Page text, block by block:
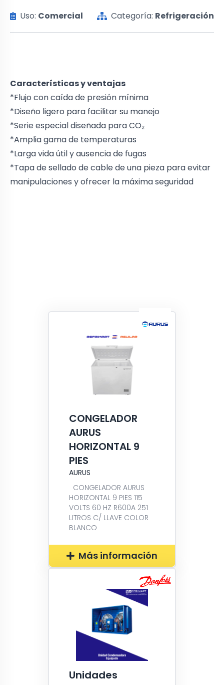
Uso: Comercial Categoría: Refrigeración
Características y ventajas
*Flujo con caída de presión mínima
*Diseño ligero para facilitar su manejo
*Serie especial diseñada para CO₂
*Amplia gama de temperaturas
*Larga vida útil y ausencia de fugas
*Tapa de sellado de cable de una pieza para evitar
manipulaciones y ofrecer la máxima seguridad
CONGELADOR
AURUS
HORIZONTAL 9
PIES
AURUS
CONGELADOR AURUS
HORIZONTAL 9 PIES 115
VOLTS 60 HZ R600A 251
LITROS C/ LLAVE COLOR
BLANCO
Más información
Unidades